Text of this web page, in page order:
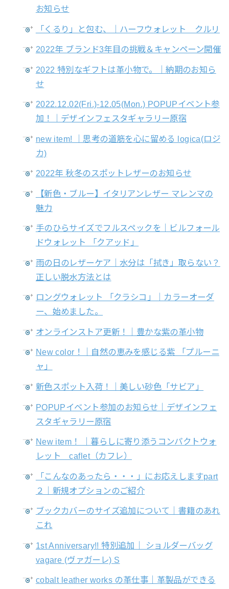
お知らせ
「くるり」と包む、｜ハーフウォレット クルリ
2022年 ブランド3年目の挑戦＆キャンペーン開催
2022 特別なギフトは革小物で。｜納期のお知ら
せ
2022.12.02(Fri.)-12.05(Mon.) POPUPイベント参
加！｜デザインフェスタギャラリー原宿
new item! ｜思考の道筋を心に留める logica(ロジ
カ)
2022年 秋冬のスポットレザーのお知らせ
【新色・ブルー】イタリアンレザー マレンマの
魅力
手のひらサイズでフルスペックを｜ビルフォール
ドウォレット 「クアッド」
雨の日のレザーケア｜水分は「拭き」取らない？
正しい脱水方法とは
ロングウォレット 「クラシコ」｜カラーオーダ
ー、始めました。
オンラインストア更新！｜豊かな紫の革小物
New color！｜自然の恵みを感じる紫 「プルーニ
ャ」
新色スポット入荷！｜美しい砂色「サビア」
POPUPイベント参加のお知らせ｜デザインフェ
スタギャラリー原宿
New item！ ｜暮らしに寄り添うコンパクトウォ
レット caflet（カフレ）
「こんなのあったら・・・」にお応えしますpart
２｜新規オプションのご紹介
ブックカバーのサイズ追加について｜書籍のあれ
これ
1st Anniversary!! 特別追加｜ ショルダーバッグ
vagare (ヴァガーレ) S
cobalt leather works の革仕事｜革製品ができる